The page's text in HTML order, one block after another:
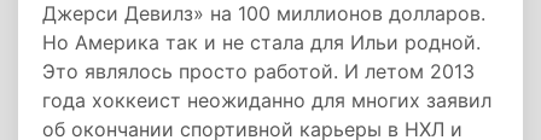
Джерси Девилз» на 100 миллионов долларов.
Но Америка так и не стала для Ильи родной.
Это являлось просто работой. И летом 2013
года хоккеист неожиданно для многих заявил
об окончании спортивной карьеры в НХЛ и